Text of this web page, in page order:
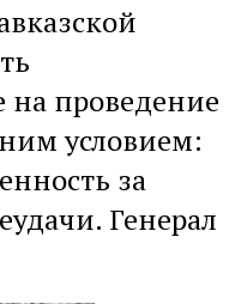
на проведение
условием:
за
Генерал